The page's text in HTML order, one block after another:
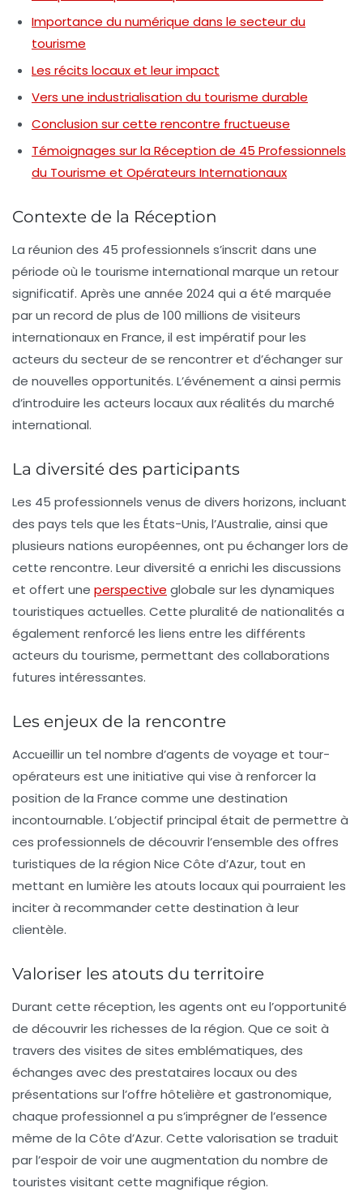
Importance du numérique dans le secteur du
tourisme
Les récits locaux et leur impact
Vers une industrialisation du tourisme durable
Conclusion sur cette rencontre fructueuse
Témoignages sur la Réception de 45 Professionnels
du Tourisme et Opérateurs Internationaux
Contexte de la Réception
La réunion des 45 professionnels s’inscrit dans une
période où le tourisme international marque un retour
significatif. Après une année 2024 qui a été marquée
par un record de plus de 100 millions de visiteurs
internationaux en France, il est impératif pour les
acteurs du secteur de se rencontrer et d’échanger sur
de nouvelles opportunités. L’événement a ainsi permis
d’introduire les acteurs locaux aux réalités du marché
international.
La diversité des participants
Les 45 professionnels venus de divers horizons, incluant
des pays tels que les États-Unis, l’Australie, ainsi que
plusieurs nations européennes, ont pu échanger lors de
cette rencontre. Leur diversité a enrichi les discussions
et offert une perspective globale sur les dynamiques
touristiques actuelles. Cette pluralité de nationalités a
également renforcé les liens entre les différents
acteurs du tourisme, permettant des collaborations
futures intéressantes.
Les enjeux de la rencontre
Accueillir un tel nombre d’agents de voyage et tour-
opérateurs est une initiative qui vise à renforcer la
position de la France comme une destination
incontournable. L’objectif principal était de permettre à
ces professionnels de découvrir l’ensemble des offres
turistiques de la région Nice Côte d’Azur, tout en
mettant en lumière les atouts locaux qui pourraient les
inciter à recommander cette destination à leur
clientèle.
Valoriser les atouts du territoire
Durant cette réception, les agents ont eu l’opportunité
de découvrir les richesses de la région. Que ce soit à
travers des visites de sites emblématiques, des
échanges avec des prestataires locaux ou des
présentations sur l’offre hôtelière et gastronomique,
chaque professionnel a pu s’imprégner de l’essence
même de la Côte d’Azur. Cette valorisation se traduit
par l’espoir de voir une augmentation du nombre de
touristes visitant cette magnifique région.